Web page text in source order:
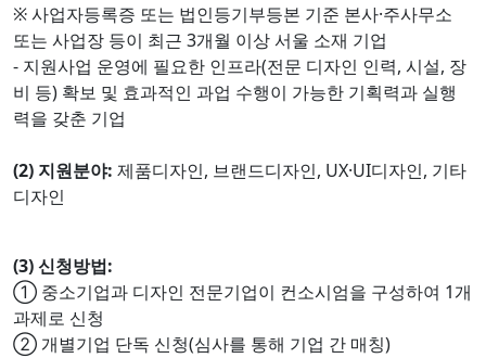
※ 사업자등록증 또는 법인등기부등본 기준 본사·주사무소
또는 사업장 등이 최근 3개월 이상 서울 소재 기업
- 지원사업 운영에 필요한 인프라(전문 디자인 인력, 시설, 장
비 등) 확보 및 효과적인 과업 수행이 가능한 기획력과 실행
력을 갖춘 기업
(2) 지원분야: 제품디자인, 브랜드디자인, UX·UI디자인, 기타
디자인
(3) 신청방법:
① 중소기업과 디자인 전문기업이 컨소시엄을 구성하여 1개
과제로 신청
② 개별기업 단독 신청(심사를 통해 기업 간 매칭)